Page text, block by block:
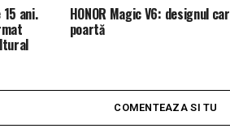
15 ani. HONOR Magic V6: designul
poartă
COMENTEAZA SI TU